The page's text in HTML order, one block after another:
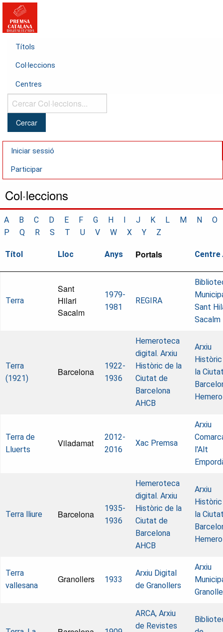
Títols
Col·leccions
Centres
Cercar
Col·leccions...
Iniciar sessió
Participar
Col·leccions
A B C D E F G H I J K L M N
O
P
Q R S T U V W X Y Z
Títol Lloc Anys Portals Centre
Terra
Sant
Hilari
Sacalm
1979-
1981
REGIRA
Sant
Sacalm
Terra
(1921)
Barcelona
1922-
1936
Hemeroteca
digital. Arxiu
Històric de la
Ciutat de
Barcelona
AHCB
Arxiu
la
Terra de
Lluerts
Viladamat
2012-
2016
Xac Premsa
Arxiu
l'Alt
Terra lliure Barcelona
1935-
1936
Hemeroteca
digital. Arxiu
Històric de la
Ciutat de
Barcelona
AHCB
Arxiu
la
Terra
vallesana
Granollers 1933
Arxiu Digital
de Granollers
Arxiu
ARCA, Arxiu
de Revistes